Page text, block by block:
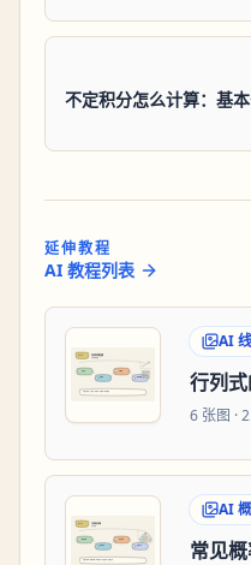
不定积分怎么计算：基
延伸教程
AI 教程列表
AI
行列
6 张图 ·
AI
常见